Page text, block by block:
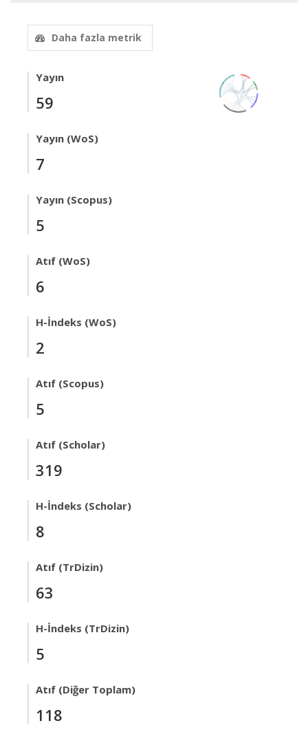
Daha fazla metrik
Yayın
59
Yayın (WoS)
7
Yayın (Scopus)
5
Atıf (WoS)
6
H-İndeks (WoS)
2
Atıf (Scopus)
5
Atıf (Scholar)
319
H-İndeks (Scholar)
8
Atıf (TrDizin)
63
H-İndeks (TrDizin)
5
Atıf (Diğer Toplam)
118